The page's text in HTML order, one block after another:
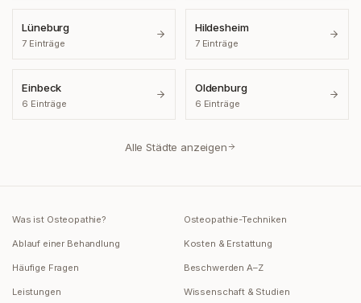
Lüneburg
7 Einträge
Hildesheim
7Einträge
Einbeck
6 Einträge
Oldenburg
6 Einträge
Alle Städte anzeigen
Was ist Osteopathie? Osteopathie-Techniken
Ablauf einer Behandlung Kosten & Erstattung
Häufige Fragen Beschwerden A–Z
Leistungen Wissenschaft & Studien